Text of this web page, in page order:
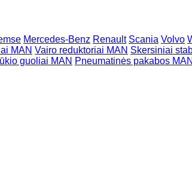
Mercedes-Benz Renault Scania Volvo
MAN Vairo reduktoriai MAN Skersiniai
guoliai MAN Pneumatinės pakabos MAN